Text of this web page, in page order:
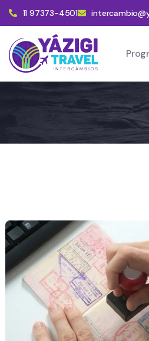
11 97373-4501
Trabalho